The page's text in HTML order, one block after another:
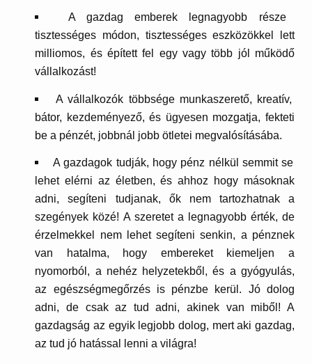
A gazdag emberek legnagyobb része
tisztességes módon, tisztességes eszközökkel lett
milliomos, és épített fel egy vagy több jól működő
vállalkozást!
A vállalkozók többsége munkaszerető, kreatív,
bátor, kezdeményező, és ügyesen mozgatja, fekteti
be a pénzét, jobbnál jobb ötletei megvalósításába.
A gazdagok tudják, hogy pénz nélkül semmit se
lehet elérni az életben, és ahhoz hogy másoknak
adni, segíteni tudjanak, ők nem tartozhatnak a
szegények közé! A szeretet a legnagyobb érték, de
érzelmekkel nem lehet segíteni senkin, a pénznek
van hatalma, hogy embereket kiemeljen a
nyomorból, a nehéz helyzetekből, és a gyógyulás,
az egészségmegőrzés is pénzbe kerül. Jó dolog
adni, de csak az tud adni, akinek van miből! A
gazdagság az egyik legjobb dolog, mert aki gazdag,
az tud jó hatással lenni a világra!